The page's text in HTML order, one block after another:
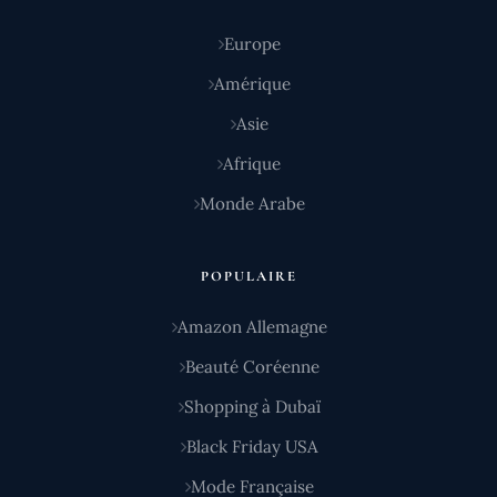
Europe
Amérique
Asie
Afrique
Monde Arabe
POPULAIRE
Amazon Allemagne
Beauté Coréenne
Shopping à Dubaï
Black Friday USA
Mode Française